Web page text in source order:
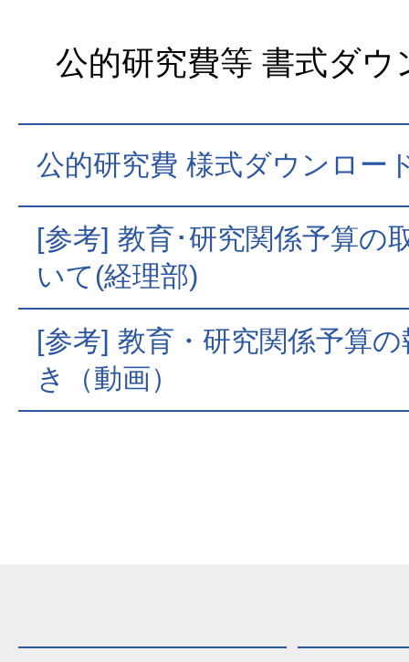
公的研究費等 書式ダウ
公的研究費 様式ダウンロー
[参考] 教育･研究関係予算の
いて(経理部)
[参考] 教育・研究関係予算
き（動画）